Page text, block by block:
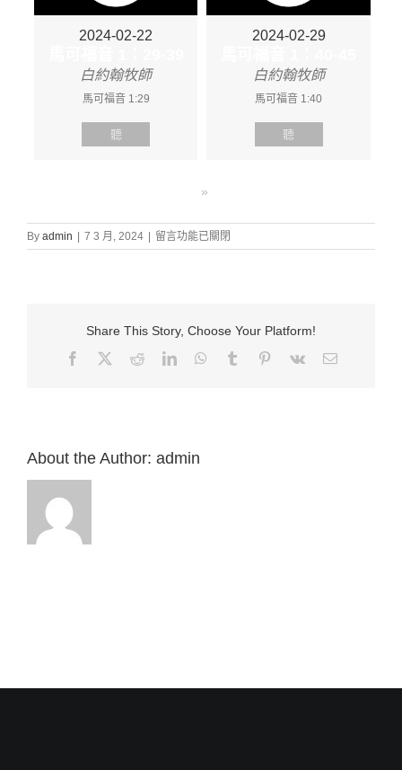
2024-02-22
白約翰牧師
馬可福音 1:29
聽
2024-02-29
白約翰牧師
馬可福音 1:40
聽
»
By admin 7 3 月, 2024
在
〈證
可
福
音
白
留言功能已關閉
Share This Story, Choose Your Platform!
Facebook
RedditLinkedInWhatsApp
Tumblr Pinterest
Vk Email:
About the Author: admin